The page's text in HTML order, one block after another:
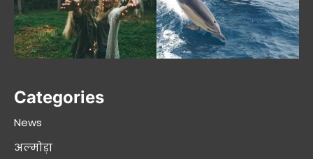
Categories
News
अल्मोड़ा